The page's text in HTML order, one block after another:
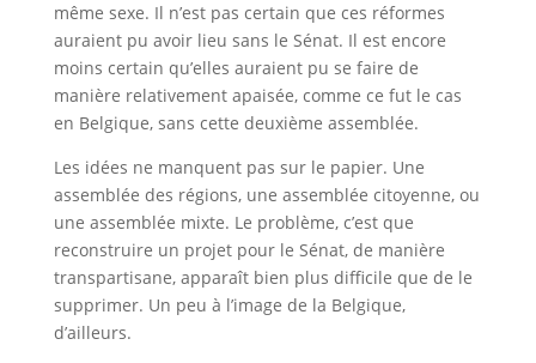
même sexe. Il n’est pas certain que ces réformes
auraient pu avoir lieu sans le Sénat. Il est encore
moins certain qu’elles auraient pu se faire de
manière relativement apaisée, comme ce fut le cas
en Belgique, sans cette deuxième assemblée.
Les idées ne manquent pas sur le papier. Une
assemblée des régions, une assemblée citoyenne, ou
une assemblée mixte. Le problème, c’est que
reconstruire un projet pour le Sénat, de manière
transpartisane, apparaît bien plus difficile que de le
supprimer. Un peu à l’image de la Belgique,
d’ailleurs.